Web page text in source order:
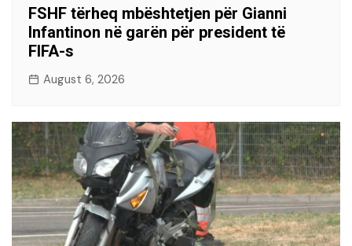
FSHF tërheq mbështetjen për Gianni
Infantinon në garën për president të
FIFA-s
August 6, 2026